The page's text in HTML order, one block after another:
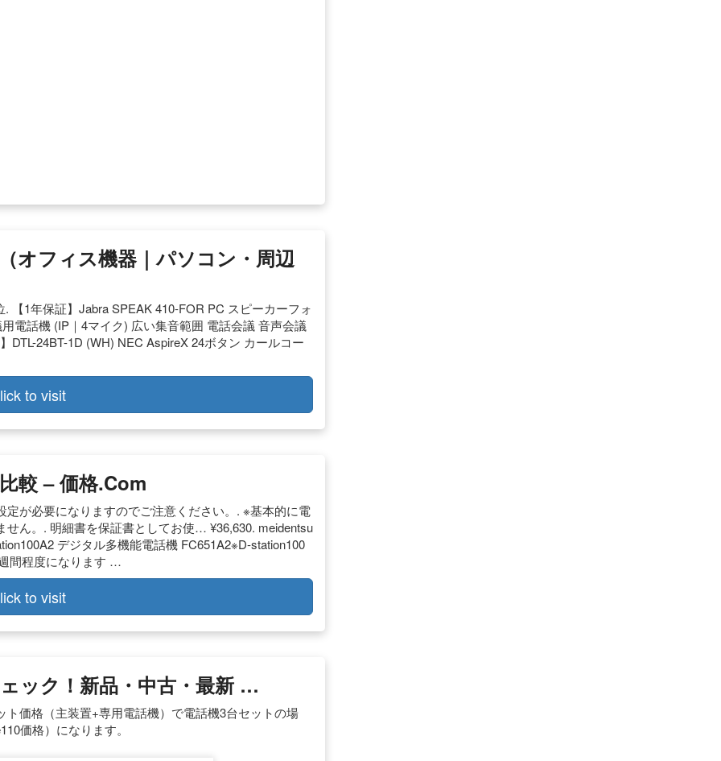
オフィス機器｜パソコン・周辺
【1年保証】Jabra SPEAK 410-FOR PC スピーカーフォ
電話機 (IP｜4マイク) 広い集音範囲 電話会議 音声会議
24BT-1D (WH) NEC AspireX 24ボタン カールコー
to visit
較 – 価格.com
が必要になりますのでご注意ください。. ※基本的に電
ん。. 明細書を保証書としてお使… ¥36,630. meidentsu
デジタル多機能電話機 FC651A2※D-station100
間程度になります …
to visit
ック！新品・中古・最新 …
価格（主装置+専用電話機）で電話機3台セットの場
価格）になります。